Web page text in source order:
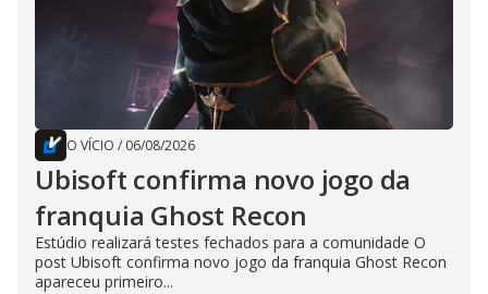
O VÍCIO / 06/08/2026
Ubisoft confirma novo jogo da
franquia Ghost Recon
Estúdio realizará testes fechados para a comunidade O
post Ubisoft confirma novo jogo da franquia Ghost Recon
apareceu primeiro...